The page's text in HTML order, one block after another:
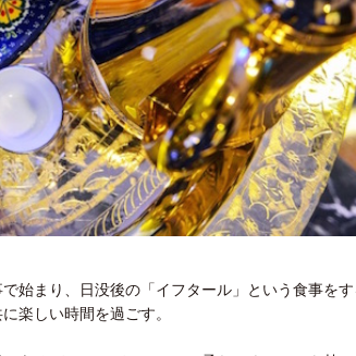
始まり、日没後の「イフタール」という食事を
楽しい時間を過ごす。